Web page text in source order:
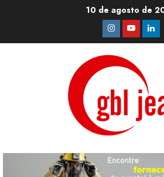
10 de agosto de
Instagram
Youtube